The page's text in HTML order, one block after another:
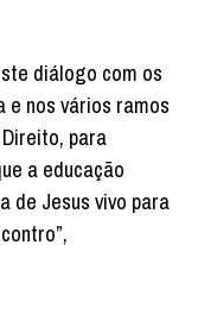
diálogo com os
e nos vários ramos
para
a educação
de Jesus vivo para